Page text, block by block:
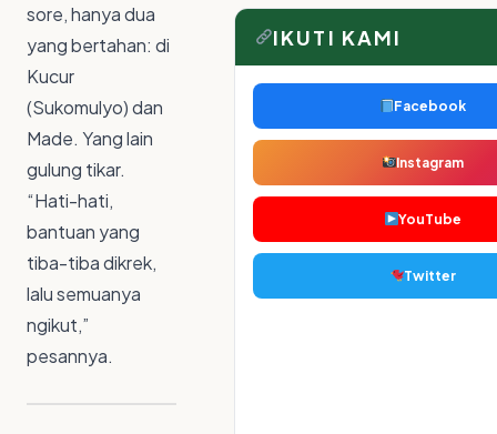
sore, hanya dua
yang bertahan: di
Kucur
(Sukomulyo) dan
Made. Yang lain
gulung tikar.
“Hati-hati,
bantuan yang
tiba-tiba dikrek,
lalu semuanya
ngikut,”
pesannya.
IKUTI KAMI
Facebook
Instagram
YouTube
Twitter